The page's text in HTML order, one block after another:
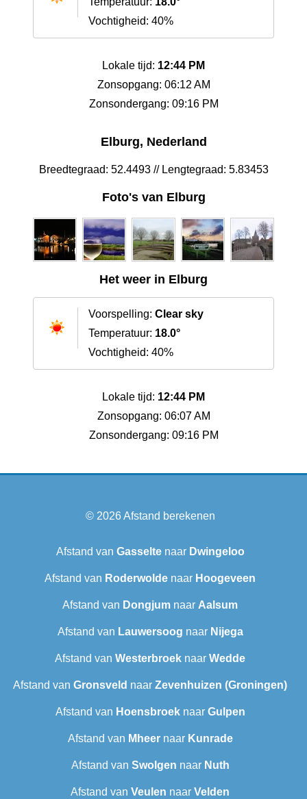
Vochtigheid: 40%
Lokale tijd: 12:44 PM
Zonsopgang: 06:12 AM
Zonsondergang: 09:16 PM
Elburg, Nederland
Breedtegraad: 52.4493 // Lengtegraad: 5.83453
Foto's van Elburg
Het weer in Elburg
Voorspelling: Clear sky
Temperatuur: 18.0°
Vochtigheid: 40%
Lokale tijd: 12:44 PM
Zonsopgang: 06:07 AM
Zonsondergang: 09:16 PM
© 2026Afstand berekenen
Afstand van Gasseltenaar Dwingeloo
Afstand van Roderwolde naar Hoogeveen
Afstand van Dongjum naar Aalsum
Afstand van Lauwersoog naar Nijega
Afstand van Westerbroek naar Wedde
Afstand van Gronsveld naar Zevenhuizen (Groningen)
Afstand van Hoensbroeknaar Gulpen
Afstand van Mheernaar Kunrade
Afstand van Swolgen naar Nuth
Afstand van Veulen naar Velden